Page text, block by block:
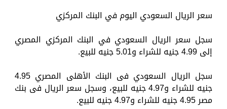
سعر الريال السعودي اليوم في البنك المركزي
سجل سعر الريال السعودي في البنك المركزي المصري
إلى 4.99 جنيه للشراء و5.01 جنيه للبيع.
سجل الريال السعودي فى البنك الأهلى المصري 4.95
جنيه للشراء و4.97 جنيه للبيع، وسجل سعر الريال فى بنك
مصر 4.95 جنيه للشراء و4.97 جنيه للبيع.